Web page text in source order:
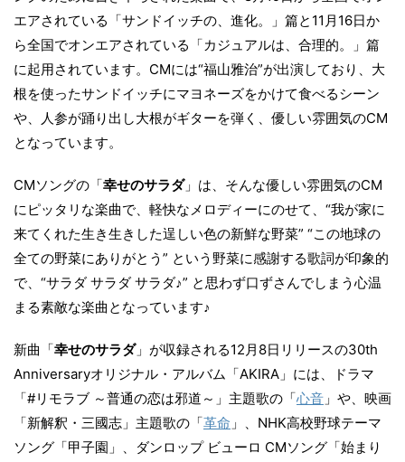
エアされている「サンドイッチの、進化。」篇と11月16日か
ら全国でオンエアされている「カジュアルは、合理的。」篇
に起用されています。CMには“福山雅治”が出演しており、大
根を使ったサンドイッチにマヨネーズをかけて食べるシーン
や、人参が踊り出し大根がギターを弾く、優しい雰囲気のCM
となっています。
CMソングの「幸せのサラダ」は、そんな優しい雰囲気のCM
にピッタリな楽曲で、軽快なメロディーにのせて、“我が家に
来てくれた生き生きした逞しい色の新鮮な野菜” “この地球の
全ての野菜にありがとう” という野菜に感謝する歌詞が印象的
で、“サラダ サラダ サラダ♪” と思わず口ずさんでしまう心温
まる素敵な楽曲となっています♪
新曲「幸せのサラダ」が収録される12月8日リリースの30th
Anniversaryオリジナル・アルバム「AKIRA」には、ドラマ
「#リモラブ ～普通の恋は邪道～」主題歌の「心音 」や、映画
「新解釈・三國志」主題歌の「革命 」、NHK高校野球テーマ
ソング「甲子園」、ダンロップ ビューロ CMソング「始まり